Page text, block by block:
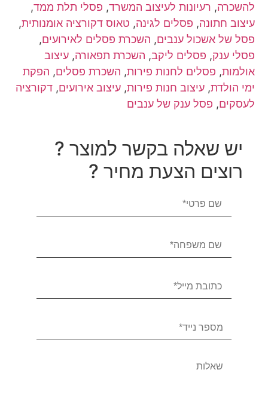
להשכרה, רעיונות לעיצוב המשרד, פסלי תלת ממד,
עיצוב חתונה, פסלים לגינה, טאוס דקורציה אומנותית,
פסל של אשכול ענבים, השכרת פסלים לאירועים,
פסלי ענק, פסלים ליקב, השכרת תפאורה,עיצוב
אולמות, פסלים לחנות פירות, השכרת פסלים, הפקת
ימי הולדת,עיצוב חנות פירות,עיצוב אירועים,דקורציה
לעסקים, פסל ענק של ענבים
יש שאלה בקשר למוצר ?
רוצים הצעת מחיר ?